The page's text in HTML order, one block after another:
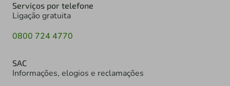
Serviços por telefone
Ligação gratuita
0800 724 4770
SAC
Informações, elogios e reclamações